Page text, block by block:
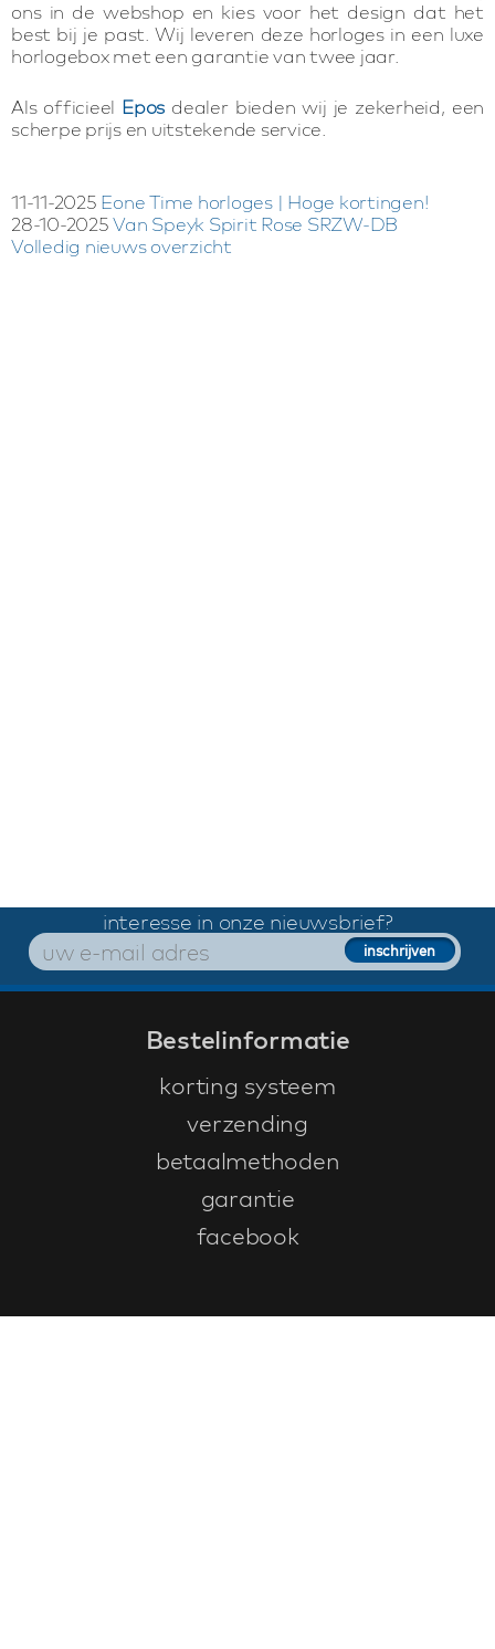
ons in de webshop en kies voor het design dat het
best bij je past. Wij leveren deze horloges in een luxe
horlogebox met een garantie van twee jaar.
Als officieel Epos dealer bieden wij je zekerheid, een
scherpe prijs en uitstekende service.
11-11-2025 Eone Time horloges | Hoge kortingen!
28-10-2025Van Speyk Spirit Rose SRZW-DB
Volledig nieuws overzicht
interesse in onze nieuwsbrief?
Bestelinformatie
korting systeem
verzending
betaalmethoden
garantie
facebook
Klantenservice